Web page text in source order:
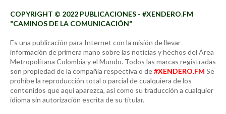
COPYRIGHT © 2022 PUBLICACIONES - #XENDERO.FM
"CAMINOS DE LA COMUNICACIÓN"
Es una publicación para Internet con la misión de llevar
información de primera mano sobre las noticias y hechos del Área
Metropolitana Colombia y el Mundo. Todos las marcas registradas
son propiedad de la compañía respectiva o de#XENDERO.FM Se
prohíbe la reproducción total o parcial de cualquiera de los
contenidos que aquí aparezca, así como su traducción a cualquier
idioma sin autorización escrita de su titular.